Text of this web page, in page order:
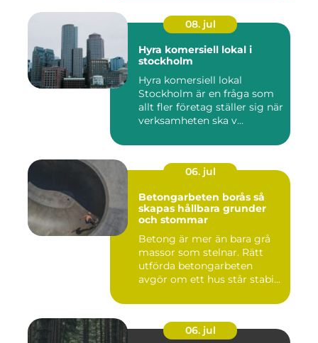
08. jul
Hyra komersiell lokal i
stockholm
Hyra komersiell lokal
Stockholm är en fråga som
allt fler företag ställer sig när
verksamheten ska v...
06. jul
Betongarbeten borås så
skapas hållbara grunder
och stommar
Betong är mer än bara grå
massor som stelnar. Rätt
utförda betongarbeten
avgör om ett hus står stabi...
06. jul